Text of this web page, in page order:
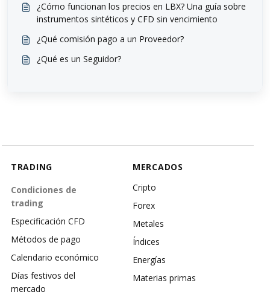
¿Cómo funcionan los precios en LBX? Una guía sobre
instrumentos sintéticos y CFD sin vencimiento
¿Qué comisión pago a un Proveedor?
¿Qué es un Seguidor?
TRADING
Condiciones de
trading
Especificación CFD
Métodos de pago
Calendario económico
Días festivos del
mercado
MERCADOS
Cripto
Forex
Metales
Índices
Energías
Materias primas